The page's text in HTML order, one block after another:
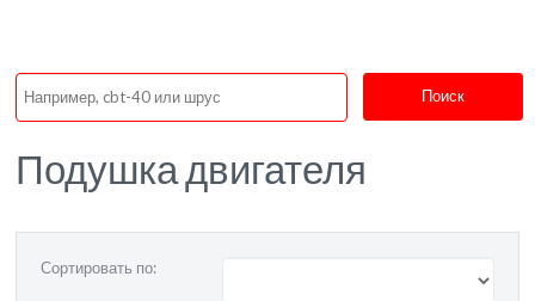
Поиск
Подушка двигателя
Сортировать по: